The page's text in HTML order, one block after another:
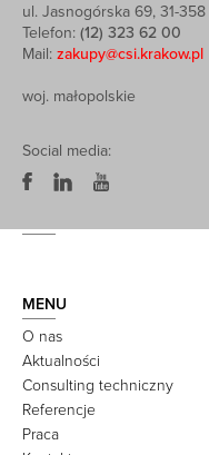
ul. Jasnogórska 69, 31-
Telefon: (12) 323 62 00
Mail: zakupy@csi.krakow.pl
woj. małopolskie
Social media:
MENU
O nas
Aktualności
Consulting techniczny
Referencje
Praca